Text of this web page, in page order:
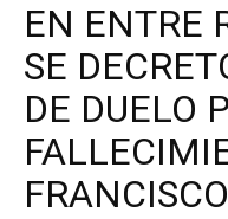
EN ENTRE
SE
DE DUELO
FRANCISCO